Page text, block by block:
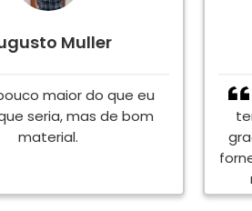
Muller
maior do que eu
seria, mas de bom
material.